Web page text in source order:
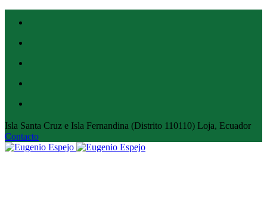
Isla Santa Cruz e Isla Fernandina (Distrito 110110) Loja, Ecuador
Contacto